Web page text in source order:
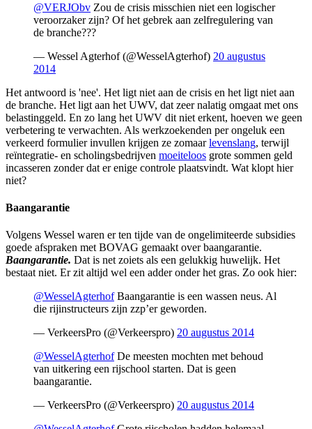
@VERJObv Zou de crisis misschien niet een logischer
veroorzaker zijn? Of het gebrek aan zelfregulering van
de branche???
— Wessel Agterhof (@WesselAgterhof) 20 augustus
2014
Het antwoord is 'nee'. Het ligt niet aan de crisis en het ligt niet aan
de branche. Het ligt aan het UWV, dat zeer nalatig omgaat met ons
belastinggeld. En zo lang het UWV dit niet erkent, hoeven we geen
verbetering te verwachten. Als werkzoekenden per ongeluk een
verkeerd formulier invullen krijgen ze zomaarlevenslang, terwijl
reïntegratie- en scholingsbedrijven moeiteloos grote sommen geld
incasseren zonder dat er enige controle plaatsvindt. Wat klopt hier
niet?
Baangarantie
Volgens Wessel waren er ten tijde van de ongelimiteerde subsidies
goede afspraken met BOVAG gemaakt over baangarantie.
Baangarantie. Dat is net zoiets als een gelukkig huwelijk. Het
bestaat niet. Er zit altijd wel een adder onder het gras. Zo ook hier:
@WesselAgterhofBaangarantie is een wassen neus. Al
die rijinstructeurs zijn zzp’er geworden.
— VerkeersPro (@Verkeerspro) 20 augustus 2014
@WesselAgterhofDe meesten mochten met behoud
van uitkering een rijschool starten. Dat is geen
baangarantie.
— VerkeersPro (@Verkeerspro) 20 augustus 2014